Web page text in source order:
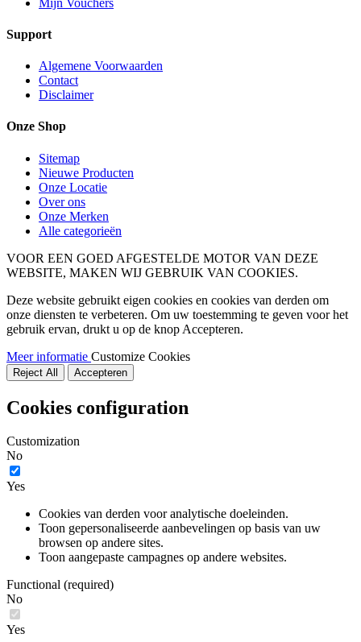
Support
Algemene Voorwaarden
Contact
Disclaimer
Onze Shop
Sitemap
Nieuwe Producten
Onze Locatie
Over ons
Onze Merken
Alle categorieën
VOOR EEN GOED AFGESTELDE MOTOR VAN DEZE
WEBSITE, MAKEN WIJ GEBRUIK VAN COOKIES.
Deze website gebruikt eigen cookies en cookies van derden om
onze diensten te verbeteren. Om uw toestemming te geven voor het
gebruik ervan, drukt u op de knop Accepteren.
Meer informatie Customize Cookies
Reject All Accepteren
Cookies configuration
Customization
No
Yes
Cookies van derden voor analytische doeleinden.
Toon gepersonaliseerde aanbevelingen op basis van uw
browsen op andere sites.
Toon aangepaste campagnes op andere websites.
Functional (required)
No
Yes